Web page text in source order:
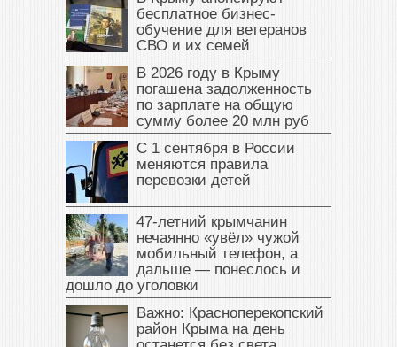
бесплатное бизнес-
обучение для ветеранов
СВО и их семей
В 2026 году в Крыму
погашена задолженность
по зарплате на общую
сумму более 20 млн руб
С 1 сентября в России
меняются правила
перевозки детей
47‑летний крымчанин
нечаянно «увёл» чужой
мобильный телефон, а
дальше — понеслось и
дошло до уголовки
Важно: Красноперекопский
район Крыма на день